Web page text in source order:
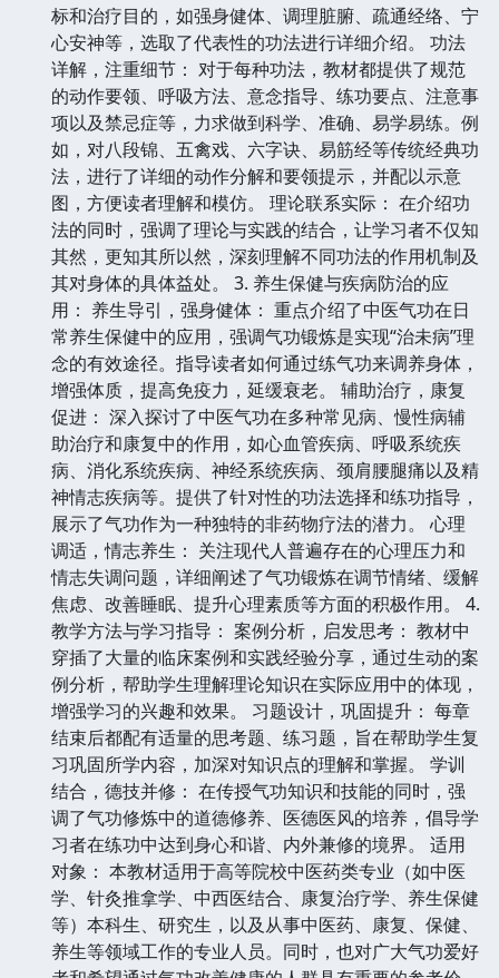
标和治疗目的，如强身健体、调理脏腑、疏通经络、宁
心安神等，选取了代表性的功法进行详细介绍。 功法
详解，注重细节： 对于每种功法，教材都提供了规范
的动作要领、呼吸方法、意念指导、练功要点、注意事
项以及禁忌症等，力求做到科学、准确、易学易练。例
如，对八段锦、五禽戏、六字诀、易筋经等传统经典功
法，进行了详细的动作分解和要领提示，并配以示意
图，方便读者理解和模仿。 理论联系实际： 在介绍功
法的同时，强调了理论与实践的结合，让学习者不仅知
其然，更知其所以然，深刻理解不同功法的作用机制及
其对身体的具体益处。 3. 养生保健与疾病防治的应
用： 养生导引，强身健体： 重点介绍了中医气功在日
常养生保健中的应用，强调气功锻炼是实现“治未病”理
念的有效途径。指导读者如何通过练气功来调养身体，
增强体质，提高免疫力，延缓衰老。 辅助治疗，康复
促进： 深入探讨了中医气功在多种常见病、慢性病辅
助治疗和康复中的作用，如心血管疾病、呼吸系统疾
病、消化系统疾病、神经系统疾病、颈肩腰腿痛以及精
神情志疾病等。提供了针对性的功法选择和练功指导，
展示了气功作为一种独特的非药物疗法的潜力。 心理
调适，情志养生： 关注现代人普遍存在的心理压力和
情志失调问题，详细阐述了气功锻炼在调节情绪、缓解
焦虑、改善睡眠、提升心理素质等方面的积极作用。 4.
教学方法与学习指导： 案例分析，启发思考： 教材中
穿插了大量的临床案例和实践经验分享，通过生动的案
例分析，帮助学生理解理论知识在实际应用中的体现，
增强学习的兴趣和效果。 习题设计，巩固提升： 每章
结束后都配有适量的思考题、练习题，旨在帮助学生复
习巩固所学内容，加深对知识点的理解和掌握。 学训
结合，德技并修： 在传授气功知识和技能的同时，强
调了气功修炼中的道德修养、医德医风的培养，倡导学
习者在练功中达到身心和谐、内外兼修的境界。 适用
对象： 本教材适用于高等院校中医药类专业（如中医
学、针灸推拿学、中西医结合、康复治疗学、养生保健
等）本科生、研究生，以及从事中医药、康复、保健、
养生等领域工作的专业人员。同时，也对广大气功爱好